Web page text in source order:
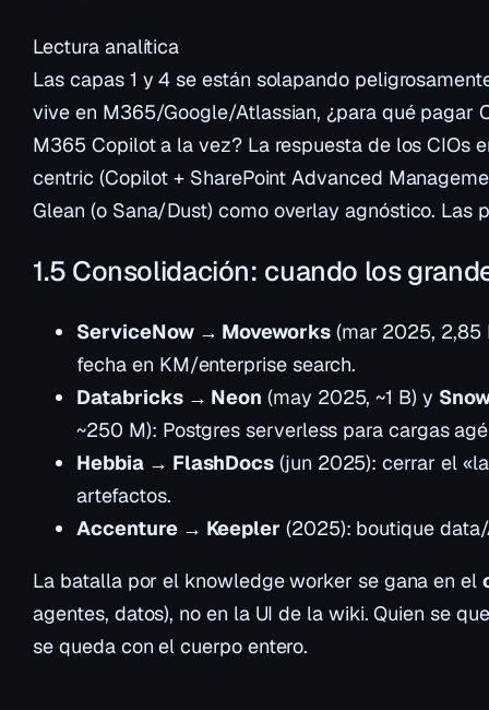
Lectura analítica
Las capas 1 y 4 se están solapando
vive en M365/Google/Atlassian, ¿para qué pagar
M365 Copilot a la vez? La respuesta de los CIOs
centric (Copilot + SharePoint Advanced
Glean (o Sana/Dust) como overlay agnóstico. Las
1.5 Consolidación: cuando los
ServiceNow → Moveworks(mar 2025, 2,85
fecha en KM/enterprise search.
Databricks → Neon (may 2025, ~1 B) y
~250 M): Postgres serverless para cargas
Hebbia → FlashDocs (jun 2025): cerrar el
artefactos.
Accenture → Keepler (2025): boutique
La batalla por el knowledge worker se gana en el
agentes, datos), no en la UI de la wiki. Quien se
se queda con el cuerpo entero.